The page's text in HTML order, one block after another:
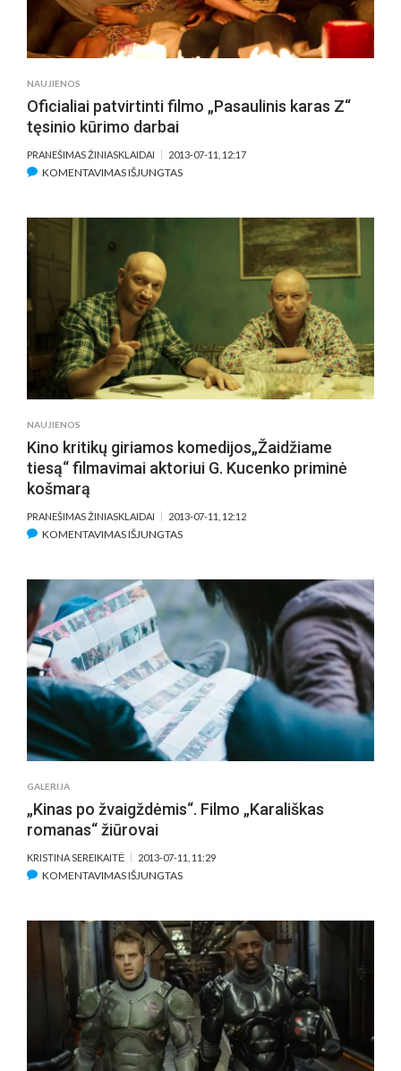
NAUJIENOS
Oficialiai patvirtinti filmo „Pasaulinis karas Z“
tęsinio kūrimo darbai
PRANEŠIMAS ŽINIASKLAIDAI 2013-07-11, 12:17
KOMENTAVIMAS IŠJUNGTASĮRAŠE
DARBAI
NAUJIENOS
Kino kritikų giriamos komedijos„Žaidžiame
tiesą“ filmavimai aktoriui G. Kucenko priminė
košmarą
PRANEŠIMAS ŽINIASKLAIDAI 2013-07-11, 12:12
KOMENTAVIMAS IŠJUNGTASĮRAŠE
GIRIAMOS
KOMEDIJOS„ŽAIDŽIAME
FILMAVIMAI
AKTORIUI
G.
KUCENKO
PRIMINĖ
KOŠMARĄ
GALERIJA
„Kinas po žvaigždėmis“. Filmo „Karališkas
romanas“ žiūrovai
KRISTINA SEREIKAITĖ 2013-07-11, 11:29
KOMENTAVIMAS IŠJUNGTASĮRAŠE
ŽVAIGŽDĖMIS“.
FILMO
„KARALIŠKAS
ROMANAS“
ŽIŪROVAI